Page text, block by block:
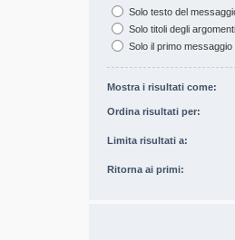
Solo testo del
Solo titoli degli argomenti
Solo il primo messaggio
Mostra i risultati come:
Ordina risultati per:
Limita risultati a:
Ritorna ai primi: